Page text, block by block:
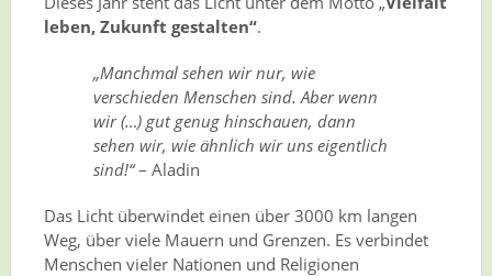
leben, Zukunft gestalten“.
„Manchmal sehen wir nur, wie
verschieden Menschen sind. Aber wenn
wir (…) gut genug hinschauen, dann
sehen wir, wie ähnlich wir uns eigentlich
sind!“– Aladin
Das Licht überwindet einen über 3000 km langen
Weg, über viele Mauern und Grenzen. Es verbindet
Menschen vieler Nationen und Religionen